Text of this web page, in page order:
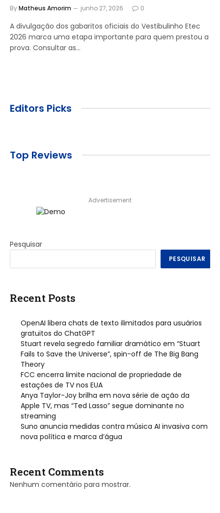
ByMatheus Amorim junho 27, 2026 0
A divulgação dos gabaritos oficiais do Vestibulinho Etec
2026 marca uma etapa importante para quem prestou a
prova. Consultar as…
Editors Picks
Top Reviews
Advertisement
Pesquisar
PESQUISAR
Recent Posts
OpenAI libera chats de texto ilimitados para usuários
gratuitos do ChatGPT
Stuart revela segredo familiar dramático em “Stuart
Fails to Save the Universe”, spin-off de The Big Bang
Theory
FCC encerra limite nacional de propriedade de
estações de TV nos EUA
Anya Taylor-Joy brilha em nova série de ação da
Apple TV, mas “Ted Lasso” segue dominante no
streaming
Suno anuncia medidas contra música AI invasiva com
nova política e marca d’água
Recent Comments
Nenhum comentário para mostrar.